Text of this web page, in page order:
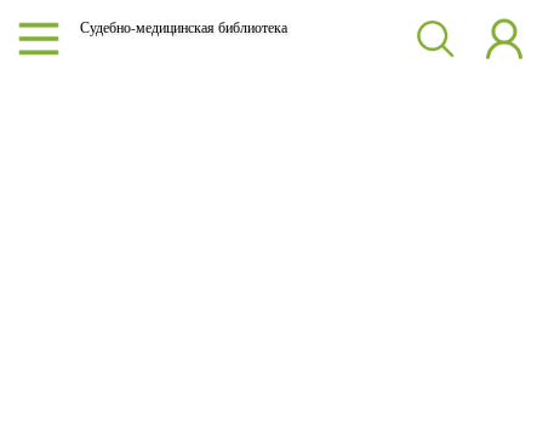
Судебно-медицинская библиотека